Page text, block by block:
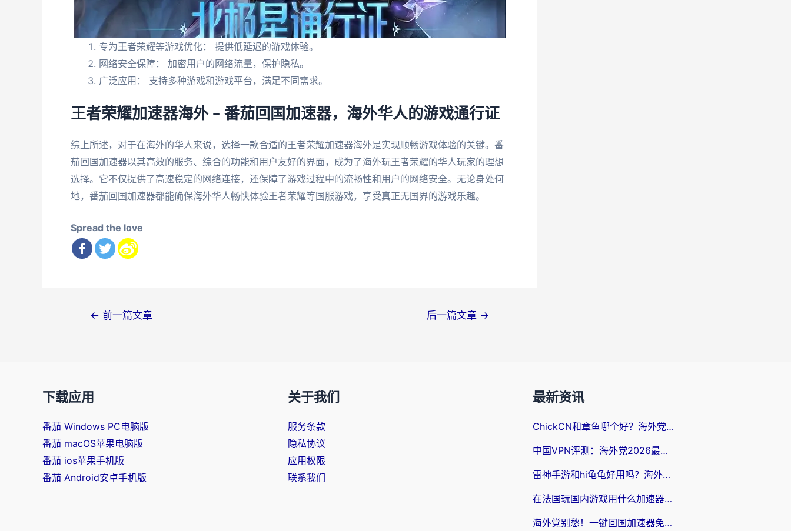
专为王者荣耀等游戏优化： 提供低延迟的游戏体验。
网络安全保障： 加密用户的网络流量，保护隐私。
广泛应用： 支持多种游戏和游戏平台，满足不同需求。
王者荣耀加速器海外 – 番茄回国加速器，海外华人的游戏通行证
综上所述，对于在海外的华人来说，选择一款合适的王者荣耀加速器海外是实现顺畅游戏体验的关键。番
茄回国加速器以其高效的服务、综合的功能和用户友好的界面，成为了海外玩王者荣耀的华人玩家的理想
选择。它不仅提供了高速稳定的网络连接，还保障了游戏过程中的流畅性和用户的网络安全。无论身处何
地，番茄回国加速器都能确保海外华人畅快体验王者荣耀等国服游戏，享受真正无国界的游戏乐趣。
Spread the love
← 前一篇文章 后一篇文章 →
下载应用
番茄 Windows PC电脑版
番茄 macOS苹果电脑版
番茄 ios苹果手机版
番茄 Android安卓手机版
关于我们
服务条款
隐私协议
应用权限
联系我们
最新资讯
ChickCN和章鱼哪个好？海外党选回国加速器的3个关键维度 + 实用避坑指南
中国VPN评测：海外党2026最全回国加速器选择指南，告别地区限制不踩坑
雷神手游和hi龟龟好用吗？海外党亲测3款回国加速器，教你选对国外到国内加速器
在法国玩国内游戏用什么加速器？2026实测解决延迟卡顿的实用指南
海外党别愁！一键回国加速器免费版怎么选？从踩坑到流畅访问的全攻略